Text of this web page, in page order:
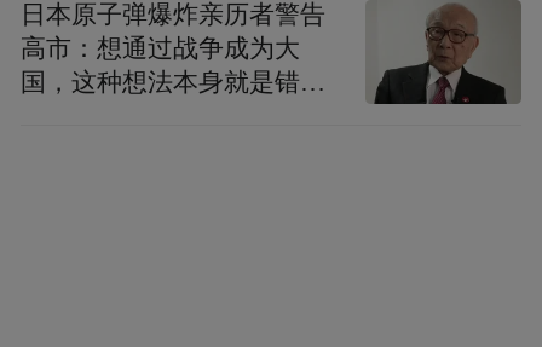
日本原子弹爆炸亲历者警告
高市：想通过战争成为大
国，这种想法本身就是错误